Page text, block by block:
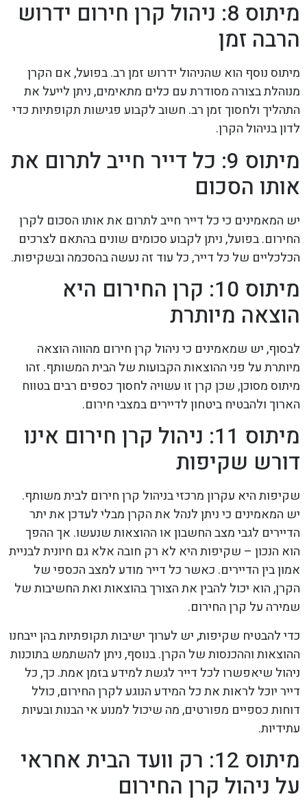
מיתוס 8: ניהול קרן חירום ידרוש
הרבה זמן
מיתוס נוסף הוא שהניהול ידרוש זמן רב. בפועל, אם הקרן
מנוהלת בצורה מסודרת עם כלים מתאימים, ניתן לייעל את
התהליך ולחסוך זמן רב. חשוב לקבוע פגישות תקופתיות כדי
לדון בניהול הקרן.
מיתוס 9: כל דייר חייב לתרום את
אותו הסכום
יש המאמינים כי כל דייר חייב לתרום את אותו הסכום לקרן
החירום. בפועל, ניתן לקבוע סכומים שונים בהתאם לצרכים
הכלכליים של כל דייר, כל עוד זה נעשה בהסכמה ובשקיפות.
מיתוס 10: קרן החירום היא
הוצאה מיותרת
לבסוף, יש שמאמינים כי ניהול קרן חירום מהווה הוצאה
מיותרת על פני ההוצאות הקבועות של הבית המשותף. זהו
מיתוס מסוכן, שכן קרן זו עשויה לחסוך כספים רבים בטווח
הארוך ולהבטיח ביטחון לדיירים במצבי חירום.
מיתוס 11: ניהול קרן חירום אינו
דורש שקיפות
שקיפות היא עקרון מרכזי בניהול קרן חירום לבית משותף.
יש המאמינים כי ניתן לנהל את הקרן מבלי לעדכן את יתר
הדיירים לגבי מצב החשבון או ההוצאות שנעשו. אך ההפך
הוא הנכון – שקיפות היא לא רק חובה אלא גם חיונית לבניית
אמון בין הדיירים. כאשר כל דייר מודע למצב הכספי של
הקרן, הוא יכול להבין את הצורך בהוצאות ואת החשיבות של
שמירה על קרן החירום.
כדי להבטיח שקיפות, יש לערוך ישיבות תקופתיות בהן ייבחנו
ההוצאות וההכנסות של הקרן. בנוסף, ניתן להשתמש בתוכנות
ניהול שיאפשרו לכל דייר לגשת למידע בזמן אמת. כך, כל
דייר יוכל לראות את כל המידע הנוגע לקרן החירום, כולל
דוחות כספיים מפורטים, מה שיכול למנוע אי הבנות ובעיות
עתידיות.
מיתוס 12: רק וועד הבית אחראי
על ניהול קרן החירום